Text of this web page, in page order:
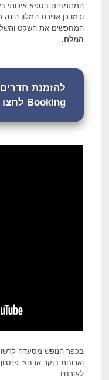
וכמו כן אווירת המלון
המחפשים את השקט
המלח.
להזמנת
Booking לחצו כאן
בכפר הנופש מסעדה
וארוחת בוקר או חצי
לאורחיו.